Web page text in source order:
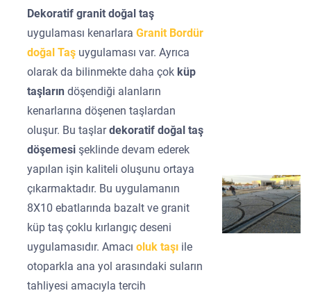
Dekoratif granit doğal taş
uygulaması kenarlaraGranit Bordür
doğal Taş uygulaması var. Ayrıca
olarak da bilinmekte daha çok küp
taşların döşendiği alanların
kenarlarına döşenen taşlardan
oluşur. Bu taşlardekoratif doğal taş
döşemesişeklinde devam ederek
yapılan işin kaliteli oluşunu ortaya
çıkarmaktadır. Bu uygulamanın
8X10 ebatlarında bazalt ve granit
küp taş çoklu kırlangıç deseni
uygulamasıdır. Amacıoluk taşı ile
otoparkla ana yol arasındaki suların
tahliyesi amacıyla tercih